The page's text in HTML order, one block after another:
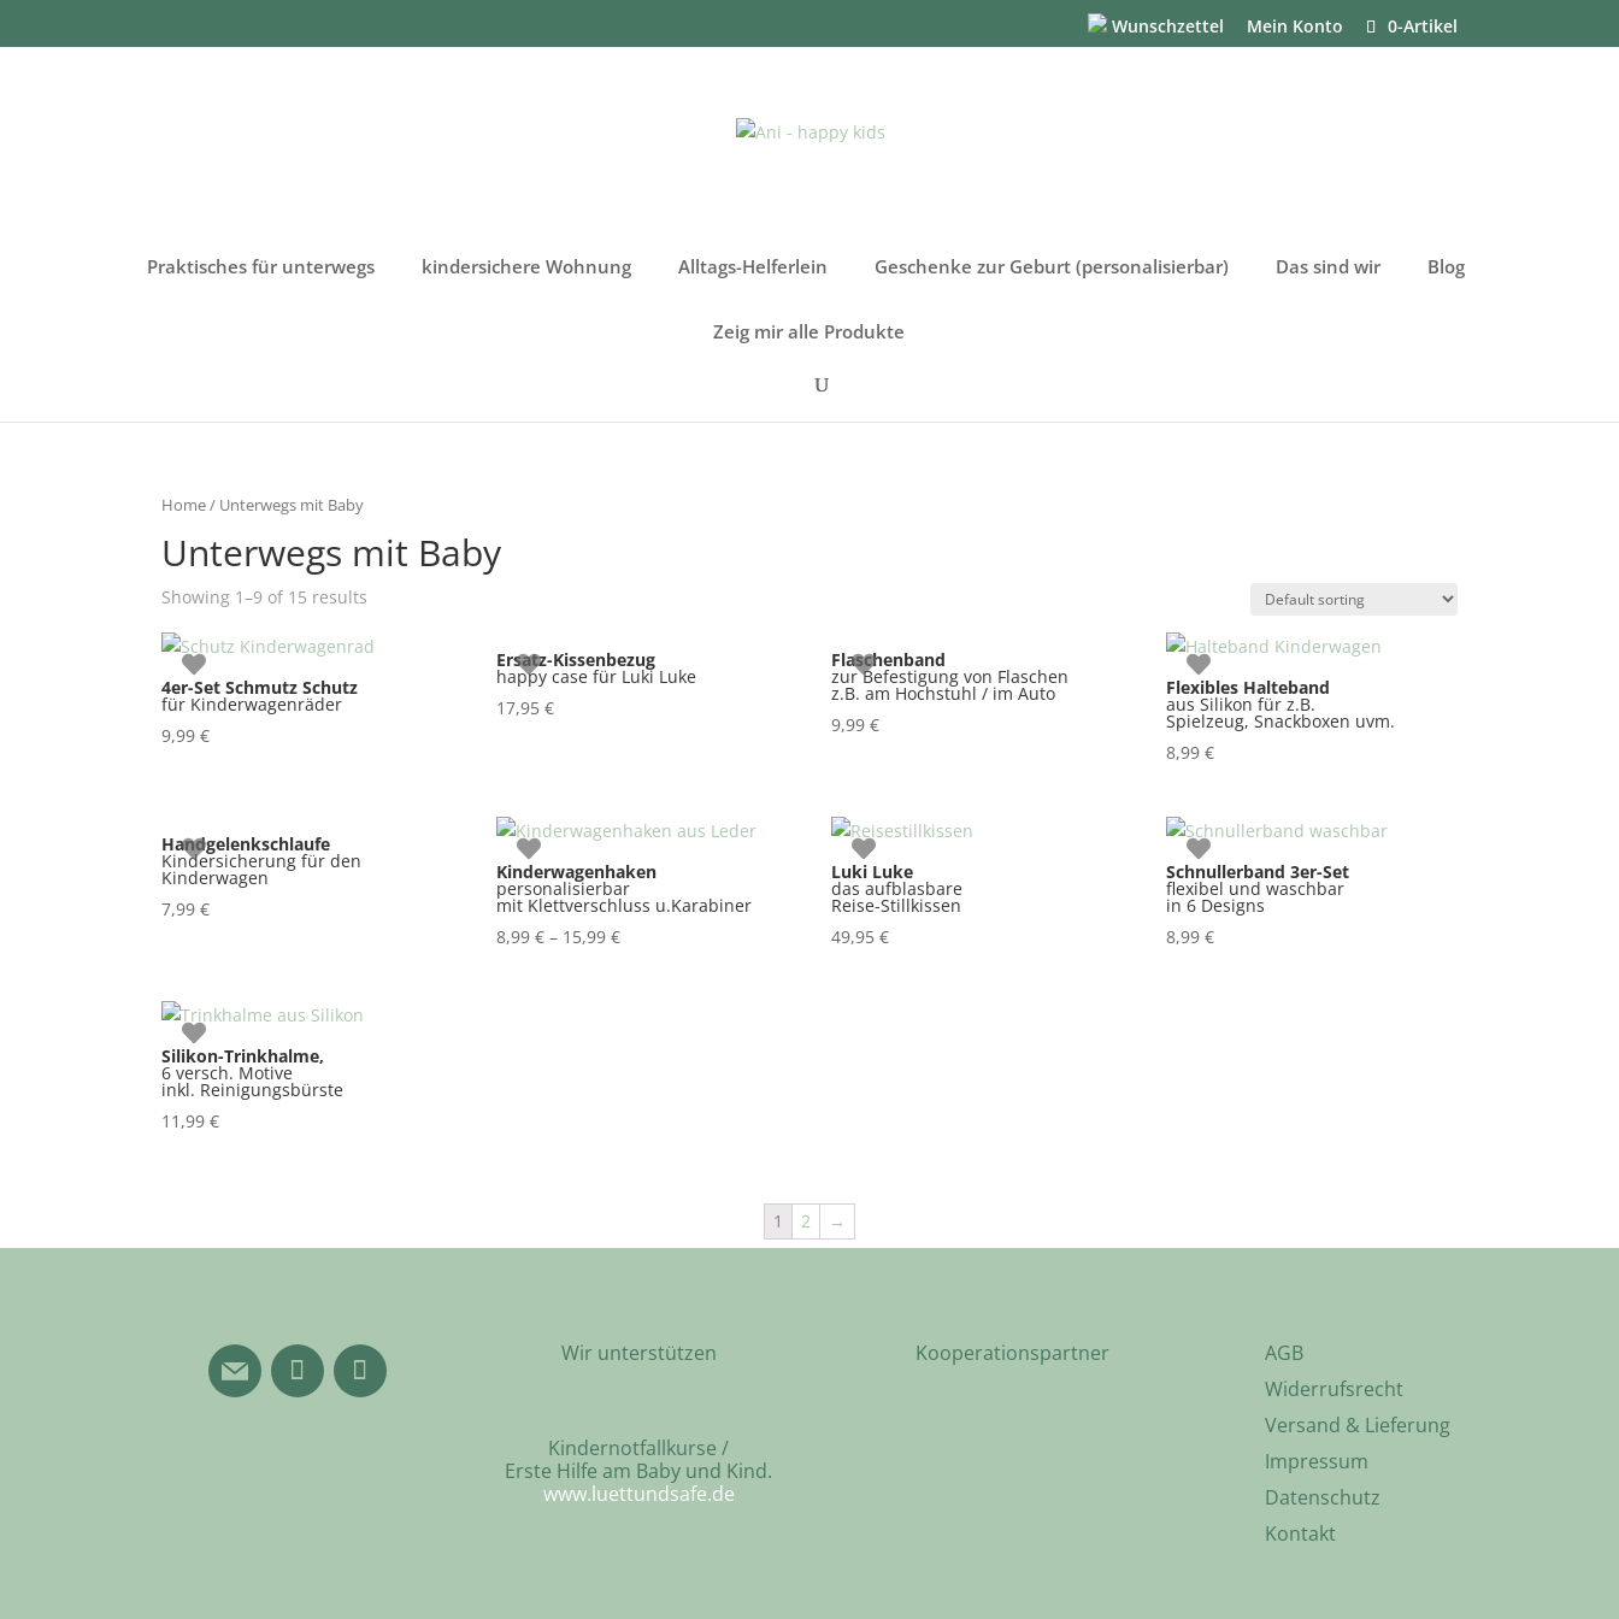
Wunschzettel Mein Konto 0-Artikel
Praktisches für unterwegs kindersichere Wohnung Alltags-Helferlein Geschenke zur Geburt (personalisierbar) Das sind wir Blog
Zeig mir alle Produkte
Home/ Unterwegs mit Baby
Unterwegs mit Baby
Showing 1–9 of 15 results
4er-Set Schmutz Schutz
für Kinderwagenräder
9,99€
Ersatz-Kissenbezug
happy case für Luki Luke
17,95€
Flaschenband
zur Befestigung von Flaschen
z.B. am Hochstuhl / im Auto
9,99€
Flexibles Halteband
aus Silikon für z.B.
Spielzeug, Snackboxen uvm.
8,99€
Handgelenkschlaufe
Kindersicherung für den
Kinderwagen
7,99€
Kinderwagenhaken
personalisierbar
mit Klettverschluss u.Karabiner
8,99€ – 15,99€
Luki Luke
das aufblasbare
Reise-Stillkissen
49,95€
Schnullerband 3er-Set
flexibel und waschbar
in 6 Designs
8,99€
Silikon-Trinkhalme,
6 versch. Motive
inkl. Reinigungsbürste
11,99€
1 2 →
Wir unterstützen
Kindernotfallkurse /
Erste Hilfe am Baby und Kind.
www.luettundsafe.de
Kooperationspartner
AGB
Widerrufsrecht
Versand & Lieferung
Impressum
Datenschutz
Kontakt